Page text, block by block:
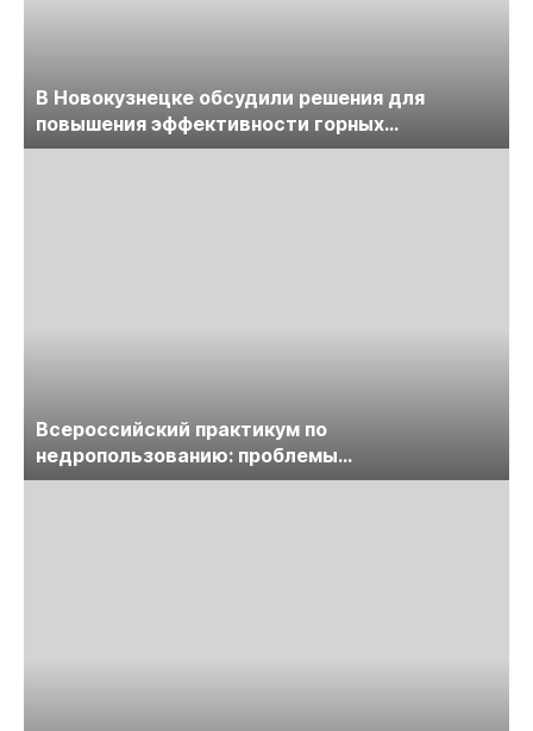
В Новокузнецке обсудили решения для
повышения эффективности горных
предприятий
Всероссийский практикум по
недропользованию: проблемы
лицензирования, цифровизации, экспертизы